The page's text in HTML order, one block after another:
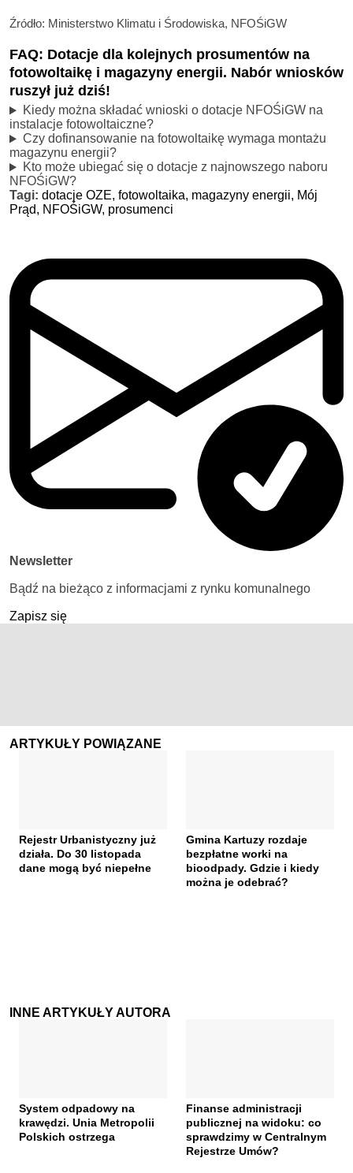
Źródło: Ministerstwo Klimatu i Środowiska, NFOŚiGW
FAQ: Dotacje dla kolejnych prosumentów na
fotowoltaikę i magazyny energii. Nabór wniosków
ruszył już dziś!
Kiedy można składać wnioski o dotacje NFOŚiGW na
instalacje fotowoltaiczne?
Czy dofinansowanie na fotowoltaikę wymaga montażu
magazynu energii?
Kto może ubiegać się o dotacje z najnowszego naboru
NFOŚiGW?
Tagi: dotacje OZE, fotowoltaika, magazyny energii, Mój
Prąd, NFOŚiGW, prosumenci
Newsletter
Bądź na bieżąco z informacjami z rynku komunalnego
Zapisz się
ARTYKUŁY POWIĄZANE
Rejestr Urbanistyczny już
działa. Do 30 listopada
dane mogą być niepełne
Gmina Kartuzy rozdaje
bezpłatne worki na
bioodpady. Gdzie i kiedy
można je odebrać?
INNE ARTYKUŁY AUTORA
System odpadowy na
krawędzi. Unia Metropolii
Polskich ostrzega
Finanse administracji
publicznej na widoku: co
sprawdzimy w Centralnym
Rejestrze Umów?